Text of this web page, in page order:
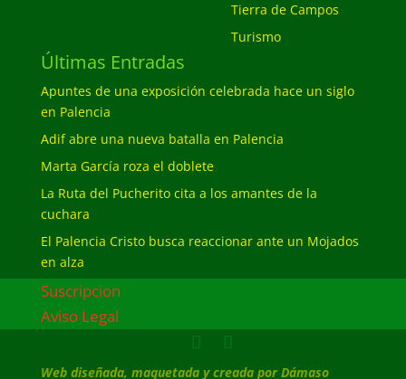
Tierra de Campos
Turismo
Últimas Entradas
Apuntes de una exposición celebrada hace un siglo
en Palencia
Adif abre una nueva batalla en Palencia
Marta García roza el doblete
La Ruta del Pucherito cita a los amantes de la
cuchara
El Palencia Cristo busca reaccionar ante un Mojados
en alza
Suscripcion
Aviso Legal
Web diseñada, maquetada y creada por Dámaso